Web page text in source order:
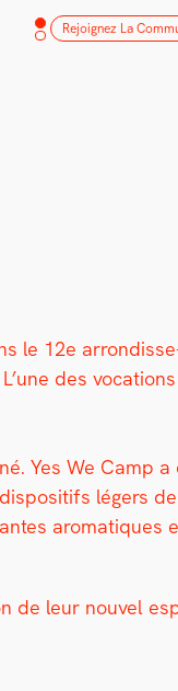
le 12e
des
Yes We Camp
légers de
aro­ma­tiques
de leur nou­v­el
Rejoignez La